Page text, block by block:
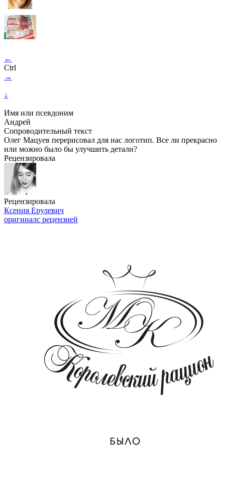
←
Ctrl
→
↓
Имя или псевдоним
Андрей
Сопроводительный текст
Олег Мацуев перерисовал для нас логотип. Все ли прекрасно
или можно было бы улучшить детали?
Рецензировала
Рецензировала
Ксения Ерулевич
оригиналс рецензией